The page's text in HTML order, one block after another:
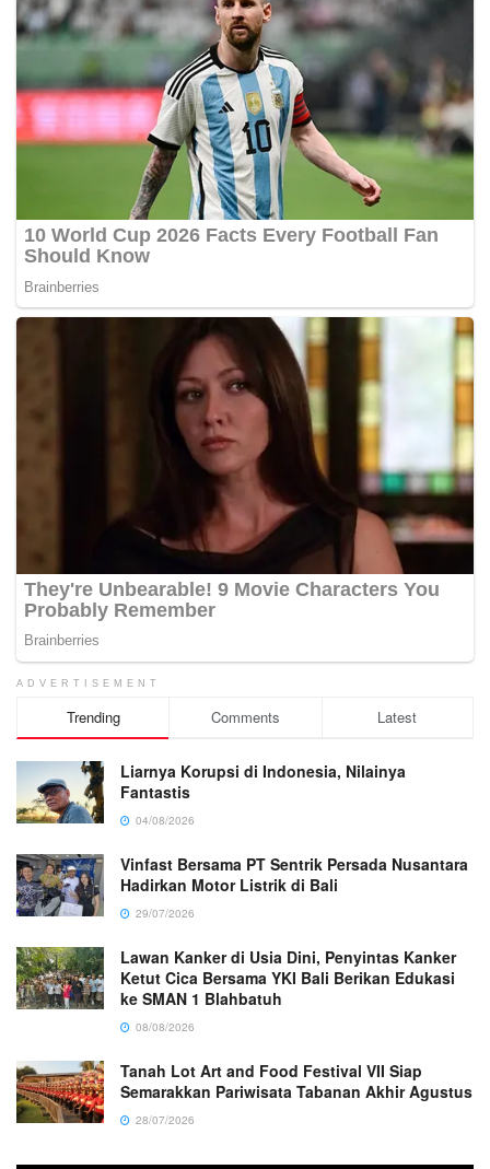
ADVERTISEMENT
Trending Comments Latest
Liarnya Korupsi di Indonesia, Nilainya
Fantastis
04/08/2026
Vinfast Bersama PT Sentrik Persada Nusantara
Hadirkan Motor Listrik di Bali
29/07/2026
Lawan Kanker di Usia Dini, Penyintas Kanker
Ketut Cica Bersama YKI Bali Berikan Edukasi
ke SMAN 1 Blahbatuh
08/08/2026
Tanah Lot Art and Food Festival VII Siap
Semarakkan Pariwisata Tabanan Akhir Agustus
28/07/2026